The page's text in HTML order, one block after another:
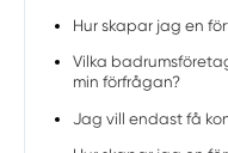
Hur skapar jag en
Vilka
min förfrågan?
Jag vill endast få